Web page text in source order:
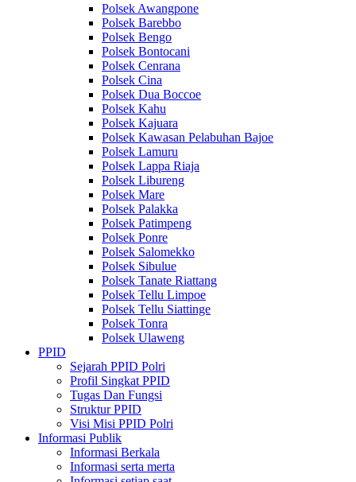
Polsek Awangpone
Polsek Barebbo
Polsek Bengo
Polsek Bontocani
Polsek Cenrana
Polsek Cina
Polsek Dua Boccoe
Polsek Kahu
Polsek Kajuara
Polsek Kawasan Pelabuhan Bajoe
Polsek Lamuru
Polsek Lappa Riaja
Polsek Libureng
Polsek Mare
Polsek Palakka
Polsek Patimpeng
Polsek Ponre
Polsek Salomekko
Polsek Sibulue
Polsek Tanate Riattang
Polsek Tellu Limpoe
Polsek Tellu Siattinge
Polsek Tonra
Polsek Ulaweng
PPID
Sejarah PPID Polri
Profil Singkat PPID
Tugas Dan Fungsi
Struktur PPID
Visi Misi PPID Polri
Informasi Publik
Informasi Berkala
Informasi serta merta